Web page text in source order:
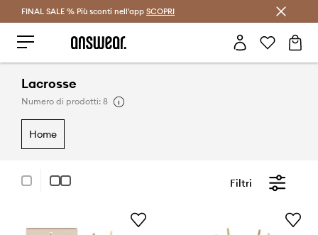
Risparmia con Answear Club >
FINAL SALE % Più sconti nell'app SCOPRI
Lacrosse
Numero di prodotti: 8
home
Filtri